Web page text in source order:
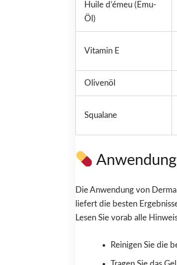
Huile d’émeu (Emu-
Öl)
Vitamin E
Olivenöl
Squalane
Die Anwendung von
liefert die besten
Lesen Sie vorab alle
Reinigen Sie die